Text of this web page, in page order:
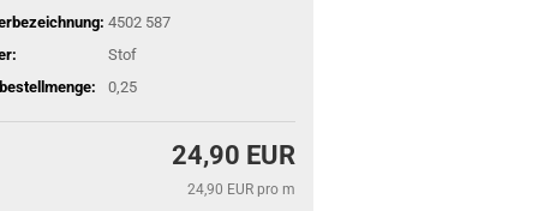
4502 587
Stof
0,25
24,90 EUR
24,90 EUR pro m